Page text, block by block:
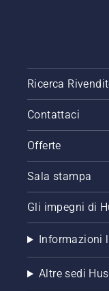
Ricerca
Contattaci
Offerte
Sala stampa
Gli impegni di
Informazioni
Altre sedi